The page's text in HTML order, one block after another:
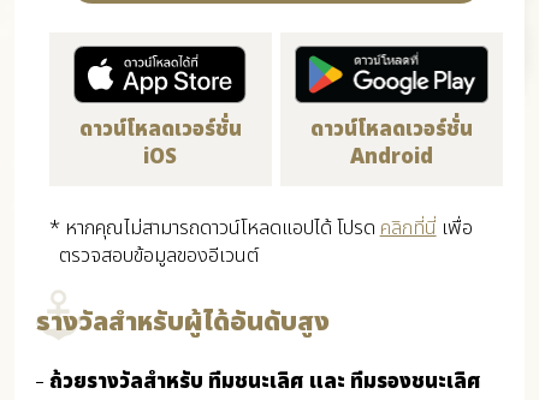
ดาวน์โหลดเวอร์ชั่น
iOS
ดาวน์โหลดเวอร์ชั่น
Android
* หากคุณไม่สามารถดาวน์โหลดแอปได้ โปรดคลิกที่นี่เพื่อ
ตรวจสอบข้อมูลของอีเวนต์
รางวัลสำหรับผู้ได้อันดับสูง
ถ้วยรางวัลสำหรับ ทีมชนะเลิศ และ ทีมรองชนะเลิศ